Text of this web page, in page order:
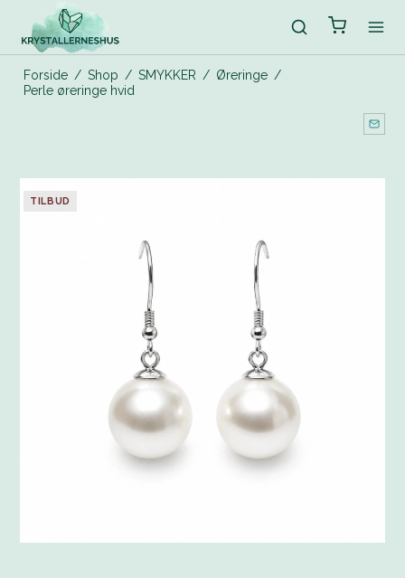
Forside / Shop / SMYKKER / Øreringe /
Perle øreringe hvid
TILBUD